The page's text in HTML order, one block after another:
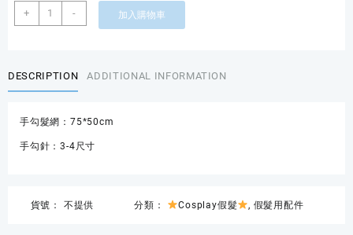
+
工
DIY
造
手
勾
勾
- 加入購物車
DESCRIPTION ADDITIONAL INFORMATION
手勾髮網：75*50cm
手勾針：3-4尺寸
貨號： 不提供 分類： Cosplay假髮 , 假髮用配件